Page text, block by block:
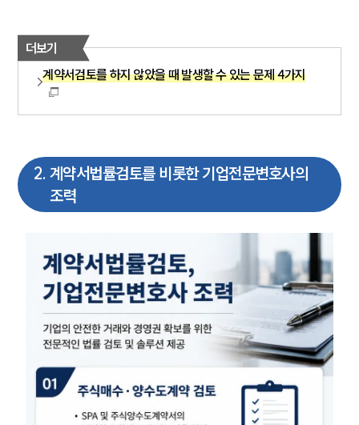
더보기
계약서검토를 하지 않았을 때 발생할 수 있는 문제 4가지
2. 계약서법률검토를 비롯한 기업전문변호사의
조력